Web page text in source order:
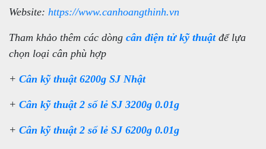
Website: https://www.canhoangthinh.vn
Tham khảo thêm các dòng cân điện tử kỹ thuậtđể lựa
chọn loại cân phù hợp
+ Cân kỹ thuật 6200g SJ Nhật
+ Cân kỹ thuật 2 số lẻ SJ 3200g 0.01g
+ Cân kỹ thuật 2 số lẻ SJ 6200g 0.01g